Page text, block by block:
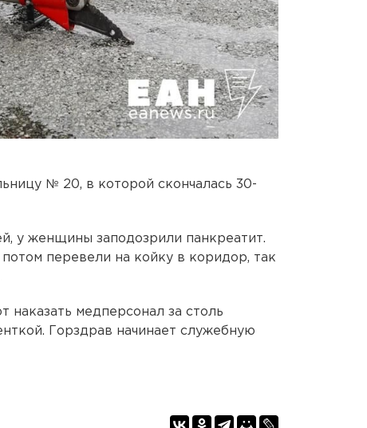
№ 20, в которой скончалась 30-
у женщины заподозрили панкреатит.
перевели на койку в коридор, так
наказать медперсонал за столь
Горздрав начинает служебную